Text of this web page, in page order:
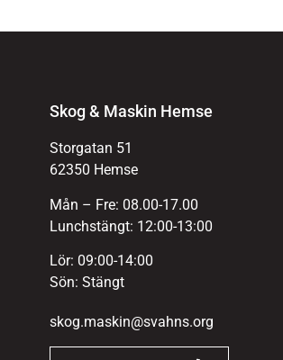
Skog & Maskin Hemse
Storgatan 51
62350 Hemse
Mån – Fre: 08.00-17.00
Lunchstängt: 12:00-13:00
Lör: 09:00-14:00
Sön: Stängt
skog.maskin@svahns.org